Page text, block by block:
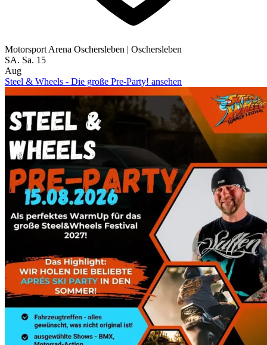
Motorsport Arena Oschersleben | Oschersleben
SA. Sa. 15
Aug
Steel & Wheels - Die große Pre-Party! ansehen